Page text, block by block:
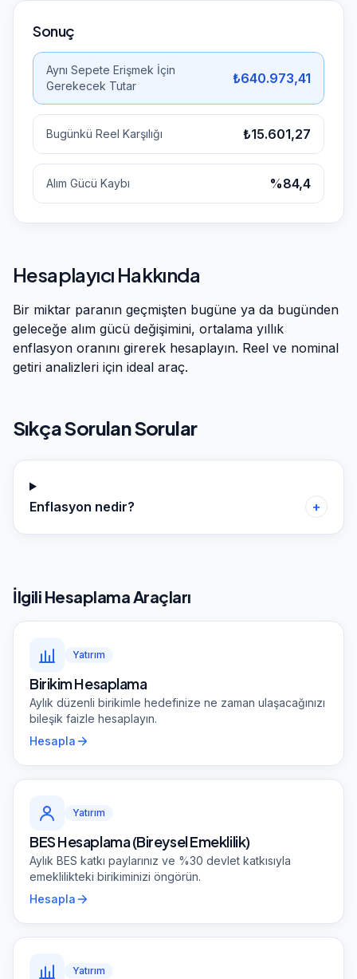
Sonuç
Aynı Sepete Erişmek İçin
Gerekecek Tutar
₺640.973,41
Bugünkü Reel Karşılığı ₺15.601,27
Alım Gücü Kaybı %84,4
Hesaplayıcı Hakkında
Bir miktar paranın geçmişten bugüne ya da bugünden
geleceğe alım gücü değişimini, ortalama yıllık
enflasyon oranını girerek hesaplayın. Reel ve nominal
getiri analizleri için ideal araç.
Sıkça Sorulan Sorular
Enflasyon nedir? +
İlgili Hesaplama Araçları
Yatırım
Birikim Hesaplama
Aylık düzenli birikimle hedefinize ne zaman ulaşacağınızı
bileşik faizle hesaplayın.
Hesapla
Yatırım
BES Hesaplama (Bireysel Emeklilik)
Aylık BES katkı paylarınız ve %30 devlet katkısıyla
emeklilikteki birikiminizi öngörün.
Hesapla
Yatırım